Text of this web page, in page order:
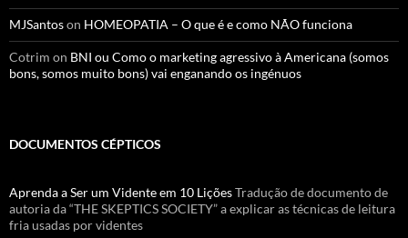
MJSantoson HOMEOPATIA – O que é e como NÃO funciona
Cotrim on BNI ou Como o marketing agressivo à Americana (somos
bons, somos muito bons) vai enganando os ingénuos
DOCUMENTOS CÉPTICOS
Aprenda a Ser um Vidente em 10 LiçõesTradução de documento de
autoria da “THE SKEPTICS SOCIETY” a explicar as técnicas de leitura
fria usadas por videntes